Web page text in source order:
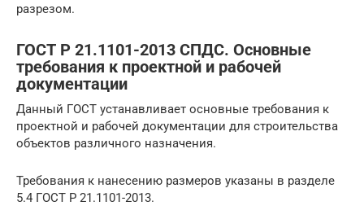
разрезом.
ГОСТ Р 21.1101-2013 СПДС. Основные
требования к проектной и рабочей
документации
Данный ГОСТ устанавливает основные требования к
проектной и рабочей документации для строительства
объектов различного назначения.
Требования к нанесению размеров указаны в разделе
5.4 ГОСТ Р 21.1101-2013.